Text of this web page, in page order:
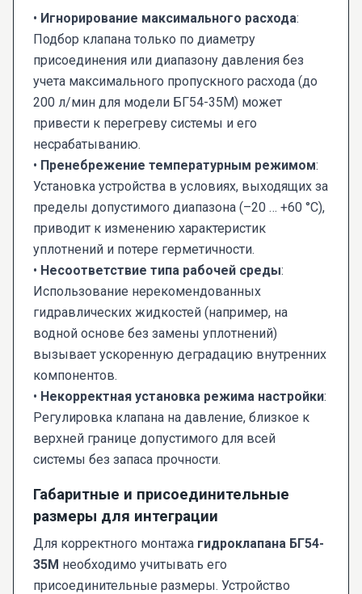
• Игнорирование максимального расхода:
Подбор клапана только по диаметру
присоединения или диапазону давления без
учета максимального пропускного расхода (до
200 л/мин для модели БГ54-35М) может
привести к перегреву системы и его
несрабатыванию.
• Пренебрежение температурным режимом:
Установка устройства в условиях, выходящих за
пределы допустимого диапазона (–20 … +60 °C),
приводит к изменению характеристик
уплотнений и потере герметичности.
• Несоответствие типа рабочей среды:
Использование нерекомендованных
гидравлических жидкостей (например, на
водной основе без замены уплотнений)
вызывает ускоренную деградацию внутренних
компонентов.
• Некорректная установка режима настройки:
Регулировка клапана на давление, близкое к
верхней границе допустимого для всей
системы без запаса прочности.
Габаритные и присоединительные
размеры для интеграции
Для корректного монтажа гидроклапана БГ54-
35М необходимо учитывать его
присоединительные размеры. Устройство